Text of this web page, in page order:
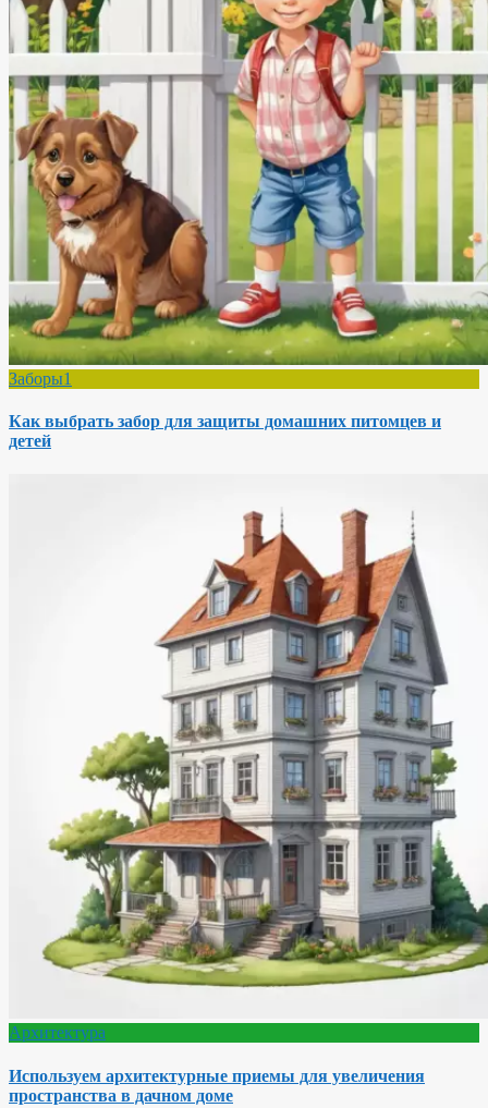
Заборы1
Как выбрать забор для защиты домашних питомцев и
детей
Архитектура
Используем архитектурные приемы для увеличения
пространства в дачном доме